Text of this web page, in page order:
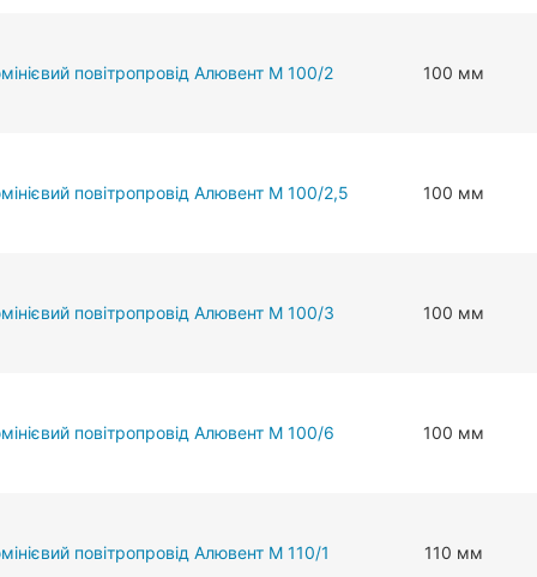
повітропровід Алювент М 100/2 100 мм
повітропровід Алювент М 100/2,5 100 мм
повітропровід Алювент М 100/3 100 мм
повітропровід Алювент М 100/6 100 мм
повітропровід Алювент М 110/1 110 мм